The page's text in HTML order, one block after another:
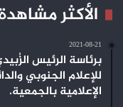
الأكثر
2021-08-21
برئاسة الرئيس
للإعلام الجنوبي
الإعلامية بالجمعية.